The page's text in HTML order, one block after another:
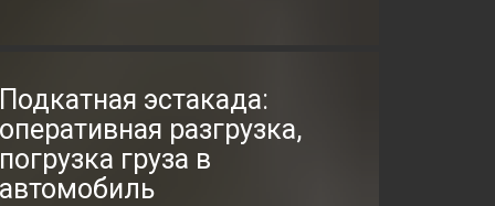
Подкатная эстакада:
оперативная разгрузка,
погрузка груза в
автомобиль